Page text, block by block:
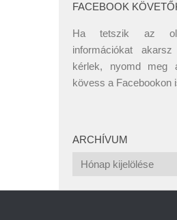
FACEBOOK
Ha tetszik az
információkat
kérlek, nyomd meg
kövess a Facebookon
ARCHÍVUM
Archívum